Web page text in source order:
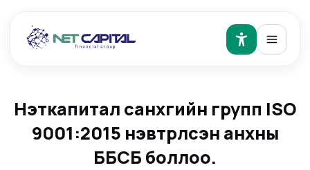
Нэткапитал санхүүгийн групп ISO
9001:2015 нэвтрүүлсэн анхны
ББСБ боллоо.